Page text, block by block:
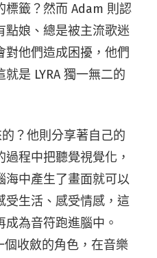
標籤？然而 Adam 則認
點娘、總是被主流歌迷
對他們造成困擾，他們
是 LYRA 獨一無二的
？他則分享著自己的
程中把聽覺視覺化，
海中產生了畫面就可以
受生活、感受情感，這
為音符跑進腦中。
收斂的角色，在音樂